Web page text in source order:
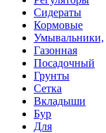
Сидераты
Кормовые
Умывальники,
Газонная
Посадочный
Грунты
Сетка
Вкладыши
Бур
Для